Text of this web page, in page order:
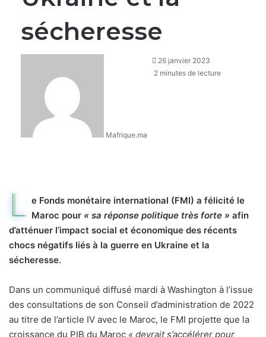
sécheresse
Mafrique.ma
26 janvier 2023
2 minutes de lecture
L e Fonds monétaire international (FMI) a félicité le
Maroc pour « sa réponse politique très forte » afin
d’atténuer l’impact social et économique des récents
chocs négatifs liés à la guerre en Ukraine et la
sécheresse.
Dans un communiqué diffusé mardi à Washington à l’issue
des consultations de son Conseil d’administration de 2022
au titre de l’article IV avec le Maroc, le FMI projette que la
croissance du PIB du Maroc « devrait s’accélérer pour